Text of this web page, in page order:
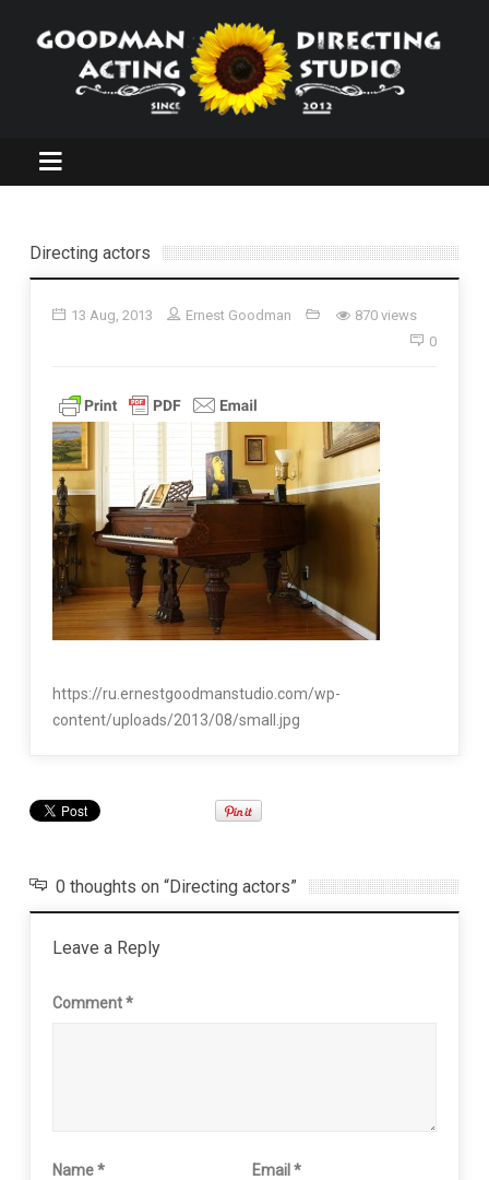
Directing actors
13 Aug, 2013 Ernest Goodman
870 views
0
https://ru.ernestgoodmanstudio.com/wp-
content/uploads/2013/08/small.jpg
0 thoughts on “Directing actors”
Leave a Reply
Comment*
Name* Email*